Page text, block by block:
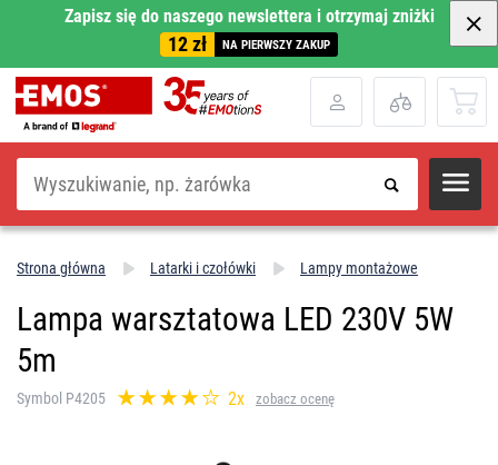
Zapisz się do naszego newslettera i otrzymaj zniżki
12 zł NA PIERWSZY ZAKUP
Szukaj
Strona główna Latarki i czołówki Lampy montażowe
Lampa warsztatowa LED 230V 5W
5m
Symbol P4205 2x zobacz ocenę